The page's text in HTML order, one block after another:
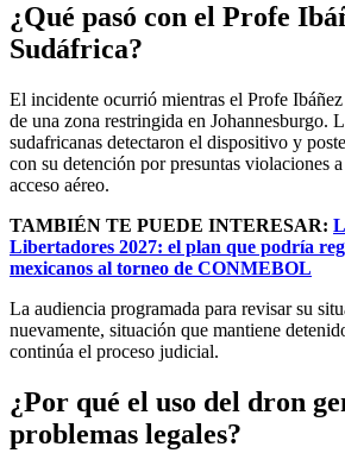
¿Qué pasó con el Profe
Sudáfrica?
El incidente ocurrió mientras el Profe
de una zona restringida en Johannesburgo.
sudafricanas detectaron el dispositivo y
con su detención por presuntas violaciones
acceso aéreo.
TAMBIÉN TE PUEDE INTERESAR:
Libertadores 2027: el plan que podría
mexicanos al torneo de CONMEBOL
La audiencia programada para revisar su
nuevamente, situación que mantiene
continúa el proceso judicial.
¿Por qué el uso del dron
problemas legales?